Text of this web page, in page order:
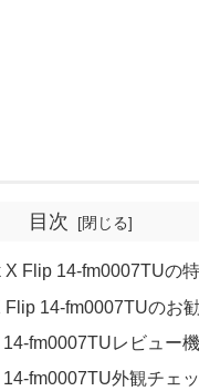
目次
Flip 14-fm0007TUの
Flip 14-fm0007TUのお
fm0007TUレビュー
fm0007TU外観チェ